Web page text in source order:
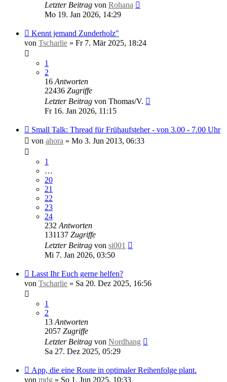
Letzter Beitrag von Rohana
Mo 19. Jan 2026, 14:29
Kennt jemand Zunderholz"
von Tscharlie » Fr 7. Mär 2025, 18:24
1
2
16 Antworten
22436 Zugriffe
Letzter Beitrag von Thomas/V.
Fr 16. Jan 2026, 11:15
Small Talk: Thread für Frühaufsteher - von 3.00 - 7.00 Uhr
von ahora » Mo 3. Jun 2013, 06:33
1
…
20
21
22
23
24
232 Antworten
131137 Zugriffe
Letzter Beitrag von si001
Mi 7. Jan 2026, 03:50
Lasst Ihr Euch gerne helfen?
von Tscharlie » Sa 20. Dez 2025, 16:56
1
2
13 Antworten
2057 Zugriffe
Letzter Beitrag von Nordhang
Sa 27. Dez 2025, 05:29
App, die eine Route in optimaler Reihenfolge plant.
von mdg » So 1. Jun 2025, 10:33